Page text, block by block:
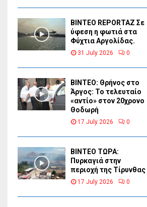
BINTEO REPORTAZ Σε
ύφεση η φωτιά στα
Φύχτια Αργολίδας.
31 July 2026 0
ΒΙΝΤΕΟ: Θρήνος στο
Άργος: Το τελευταίο
«αντίο» στον 20χρονο
Θοδωρή
17 July 2026 0
ΒΙΝΤΕΟ ΤΩΡΑ:
Πυρκαγιά στην
περιοχή της Τίρυνθας
17 July 2026 0